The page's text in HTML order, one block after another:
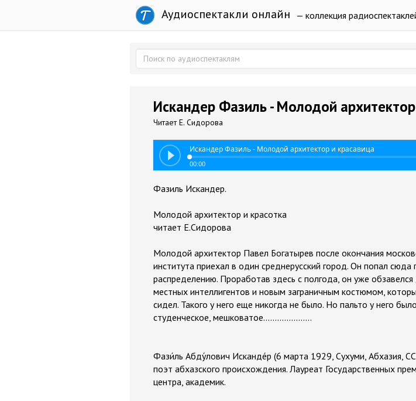
Аудиоспектакли онлайн — коллекция
Искандер Фазиль - Молодой
Читает Е. Сидорова
Искандер Фазиль - Молодой архитектор и красавица
00:00
Фазиль Искандер.
Молодой архитектор и красотка
читает Е.Сидорова
Молодой архитектор Павел Богатырев после окончания
института приехал в один среднерусский город. Он попал сюда
распределению. Проработав здесь с полгода, он уже обзавелся
местных интеллигентов и новым заграничным костюмом,
сидел. Такого у него еще никогда не было. Но пальто у него
студенческое, мешковатое.....................
Фази́ль Абду́лович Исканде́р (6 марта 1929, Сухуми, Абхазия,
поэт абхазского происхождения. Лауреат Государственных
центра, академик.